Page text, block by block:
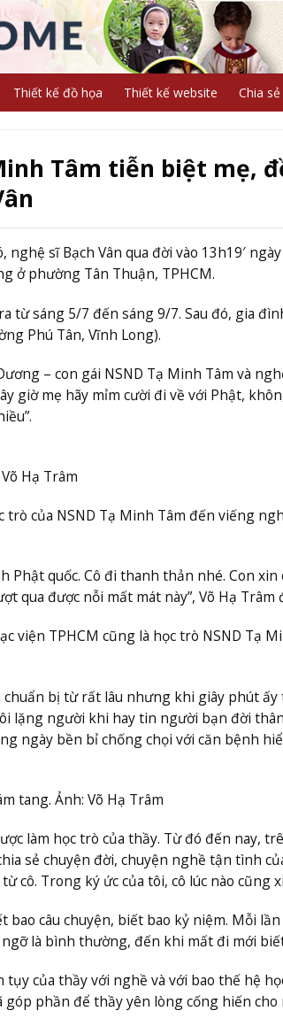
Thiết kế đồ họa Thiết kế website Chia sẻ
Tâm tiễn biệt mẹ,
sĩ Bạch Vân qua đời vào 13h19′
ở phường Tân Thuận, TPHCM.
từ sáng 5/7 đến sáng 9/7. Sau đó, gia
Phú Tân, Vĩnh Long).
– con gái NSND Tạ Minh Tâm và
giờ mẹ hãy mỉm cười đi về với Phật,
Hạ Trâm
trò của NSND Tạ Minh Tâm đến viếng
Phật quốc. Cô đi thanh thản nhé. Con
qua được nỗi mất mát này”, Võ Hạ
viện TPHCM cũng là học trò NSND Tạ
chuẩn bị từ rất lâu nhưng khi giây phút
lặng người khi hay tin người bạn đời
ngày bền bỉ chống chọi với căn bệnh
tang. Ảnh: Võ Hạ Trâm
làm học trò của thầy. Từ đó đến nay,
sẻ chuyện đời, chuyện nghề tận tình
cô. Trong ký ức của tôi, cô lúc nào cũng
bao câu chuyện, biết bao kỷ niệm. Mỗi
là bình thường, đến khi mất đi mới
của thầy với nghề và với bao thế hệ
góp phần để thầy yên lòng cống hiến